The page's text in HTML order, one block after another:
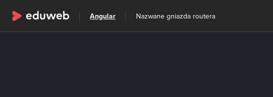
Wszystkie kategorie Szkolenia
Angular Nazwane gniazda routera